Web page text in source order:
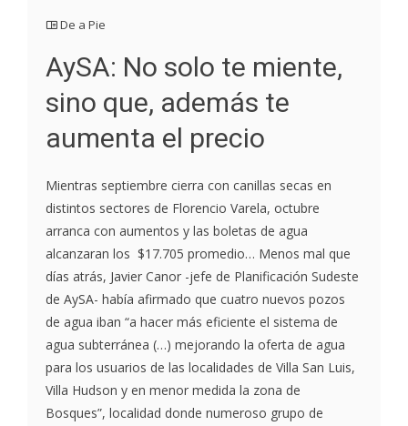
De a Pie
AySA: No solo te miente,
sino que, además te
aumenta el precio
Mientras septiembre cierra con canillas secas en
distintos sectores de Florencio Varela, octubre
arranca con aumentos y las boletas de agua
alcanzaran los $17.705 promedio… Menos mal que
días atrás, Javier Canor -jefe de Planificación Sudeste
de AySA- había afirmado que cuatro nuevos pozos
de agua iban “a hacer más eficiente el sistema de
agua subterránea (…) mejorando la oferta de agua
para los usuarios de las localidades de Villa San Luis,
Villa Hudson y en menor medida la zona de
Bosques”, localidad donde numeroso grupo de